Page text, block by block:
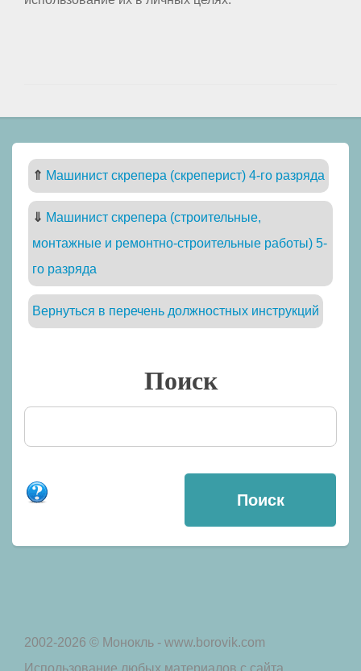
⇑ Машинист скрепера (скреперист) 4-го разряда
⇓ Машинист скрепера (строительные,
монтажные и ремонтно-строительные работы) 5-
го разряда
Вернуться в перечень должностных инструкций
Поиск
2002-2026 © Монокль - www.borovik.com